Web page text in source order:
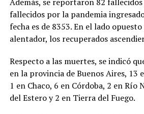
Además, se reportaron 82
fallecidos por la pandemia
fecha es de 8353. En el lado
alentador, los recuperados
Respecto a las muertes, se indicó
en la provincia de Buenos Aires, 13
1 en Chaco, 6 en Córdoba, 2 en Río
del Estero y 2 en Tierra del Fuego.